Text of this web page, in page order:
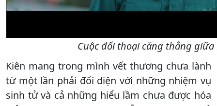
Cuộc đối thoại căng thẳng giữa
Kiên mang trong mình vết thương chưa lành
từ một lần phải đối diện với những nhiệm vụ
sinh tử và cả những hiểu lầm chưa được hóa